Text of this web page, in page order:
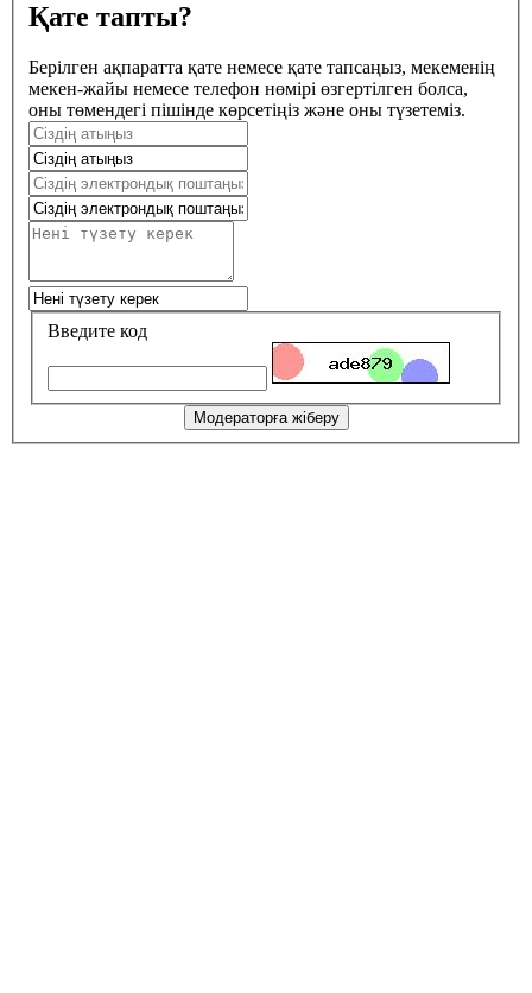
Қате тапты?
Берілген ақпаратта қате немесе қате тапсаңыз, мекеменің
мекен-жайы немесе телефон нөмірі өзгертілген болса,
оны төмендегі пішінде көрсетіңіз және оны түзетеміз.
Введите код
Модераторға жіберу